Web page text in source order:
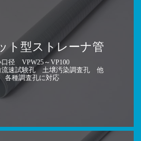
ト型ストレーナ管
口径 VPW25～VP100
速試験孔 土壌汚染調査孔 他
各種調査孔に対応